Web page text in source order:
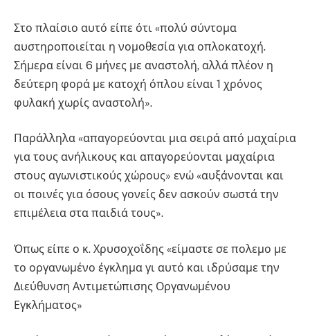
Στο πλαίσιο αυτό είπε ότι «πολύ σύντομα
αυστηροποιείται η νομοθεσία για οπλοκατοχή.
Σήμερα είναι 6 μήνες με αναστολή, αλλά πλέον η
δεύτερη φορά με κατοχή όπλου είναι 1 χρόνος
φυλακή χωρίς αναστολή».
Παράλληλα «απαγορεύονται μια σειρά από μαχαίρια
για τους ανήλικους και απαγορεύονται μαχαίρια
στους αγωνιστικούς χώρους» ενώ «αυξάνονται και
οι ποινές για όσους γονείς δεν ασκούν σωστά την
επιμέλεια στα παιδιά τους».
Όπως είπε ο κ. Χρυσοχοΐδης «είμαστε σε πολεμο με
το οργανωμένο έγκλημα γι αυτό και ιδρύσαμε την
Διεύθυνση Αντιμετώπισης Οργανωμένου
Εγκλήματος»